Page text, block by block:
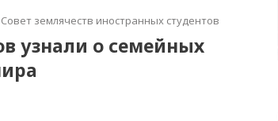
Совет землячеств иностранных студентов
узнали о семейных